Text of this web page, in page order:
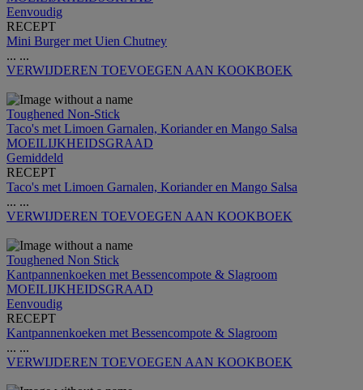
Eenvoudig
RECEPT
Mini Burger met Uien Chutney
... ...
VERWIJDEREN TOEVOEGEN AAN KOOKBOEK
Toughened Non-Stick
Taco's met Limoen Garnalen, Koriander en Mango Salsa
MOEILIJKHEIDSGRAAD
Gemiddeld
RECEPT
Taco's met Limoen Garnalen, Koriander en Mango Salsa
... ...
VERWIJDEREN TOEVOEGEN AAN KOOKBOEK
Toughened Non Stick
Kantpannenkoeken met Bessencompote & Slagroom
MOEILIJKHEIDSGRAAD
Eenvoudig
RECEPT
Kantpannenkoeken met Bessencompote & Slagroom
... ...
VERWIJDEREN TOEVOEGEN AAN KOOKBOEK